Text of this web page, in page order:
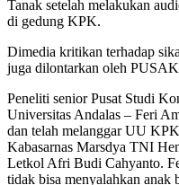
Tanak setelah melakukan
di gedung KPK.
Dimedia kritikan terhadap
juga dilontarkan oleh
Peneliti senior Pusat Studi
Universitas Andalas – Feri
dan telah melanggar UU
Kabasarnas Marsdya TNI
Letkol Afri Budi Cahyanto.
tidak bisa menyalahkan anak